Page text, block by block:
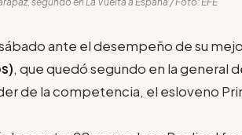
ante el desempeño de su
, que quedó segundo en la general
de la competencia, el esloveno